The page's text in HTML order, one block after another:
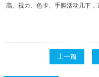
高、视力、色卡、手脚活动几下，
上一篇